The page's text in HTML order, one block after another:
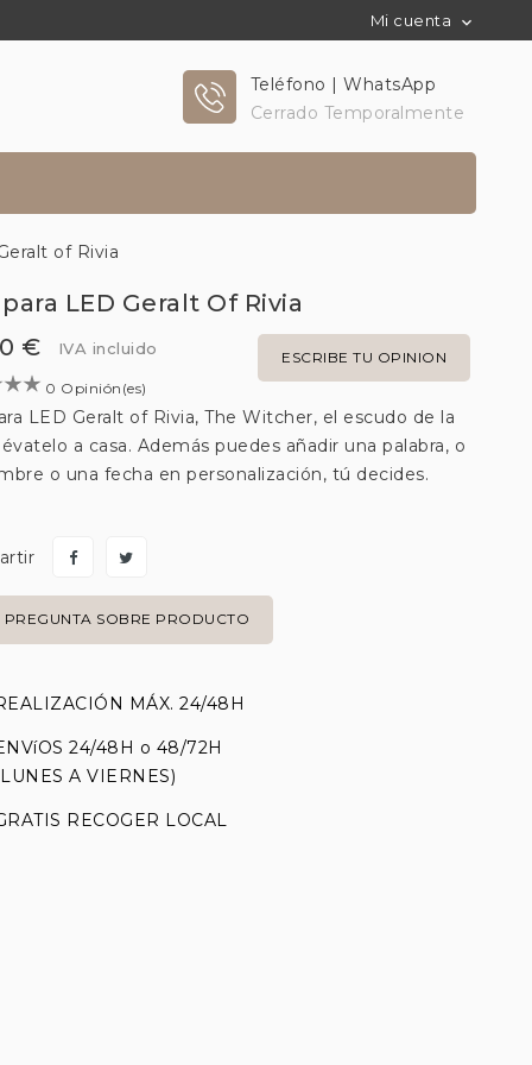
Mi cuenta 
Teléfono | WhatsApp
Cerrado Temporalmente
of Rivia
LED Geralt Of Rivia
€
ESCRIBE TU OPINION
IVA incluido
0 Opinión(es)
LED Geralt of Rivia, The Witcher, el escudo de la
a casa. Además puedes añadir una palabra, o
o una fecha en personalización, tú decides.
PREGUNTA SOBRE PRODUCTO
MÁX. 24/48H
24/48H o 48/72H
A VIERNES)
RECOGER LOCAL